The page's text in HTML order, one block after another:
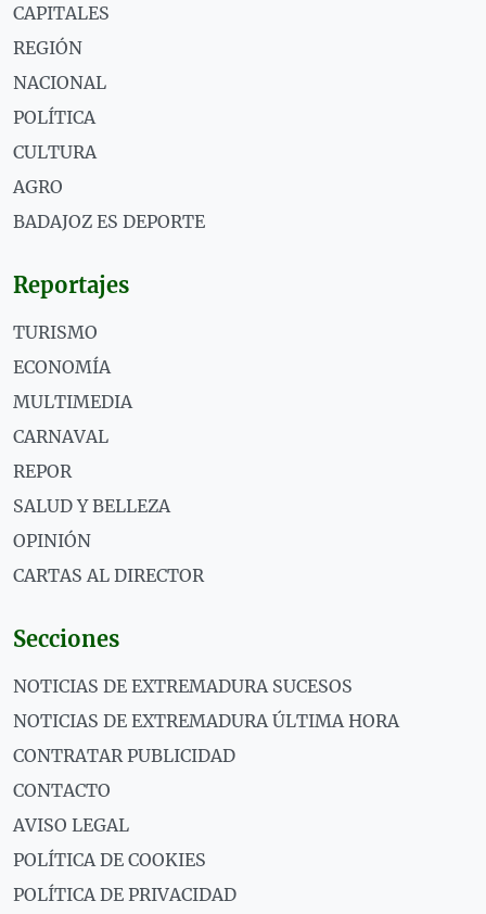
CAPITALES
REGIÓN
NACIONAL
POLÍTICA
CULTURA
AGRO
BADAJOZ ES DEPORTE
Reportajes
TURISMO
ECONOMÍA
MULTIMEDIA
CARNAVAL
REPOR
SALUD Y BELLEZA
OPINIÓN
CARTAS AL DIRECTOR
Secciones
NOTICIAS DE EXTREMADURA SUCESOS
NOTICIAS DE EXTREMADURA ÚLTIMA HORA
CONTRATAR PUBLICIDAD
CONTACTO
AVISO LEGAL
POLÍTICA DE COOKIES
POLÍTICA DE PRIVACIDAD